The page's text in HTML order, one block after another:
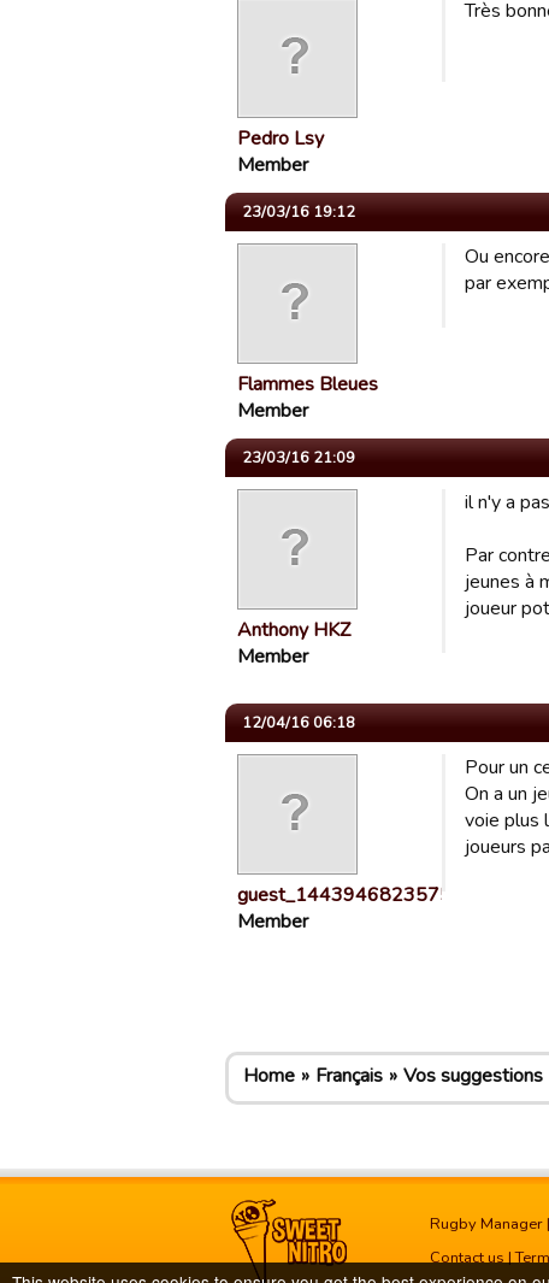
Pedro Lsy
Member
Très
23/03/16 19:12
Flammes Bleues
Member
Ou
par
23/03/16 21:09
Anthony HKZ
Member
il n'y a
Par
jeunes à
joueur
12/04/16 06:18
guest_1443946823575
Member
Pour un
On a un
voie plus
joueurs
Home Français Vos suggestions
Rugby Manager
Contact us|